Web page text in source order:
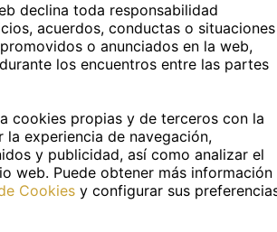
declina toda responsabilidad
acuerdos, conductas o situaciones
o anunciados en la web,
los encuentros entre las partes
cookies propias y de terceros con la
la experiencia de navegación,
y publicidad, así como analizar el
web. Puede obtener más información
Cookies y configurar sus